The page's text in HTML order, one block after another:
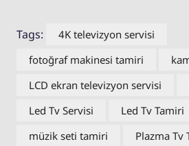
Tags:
4K televizyon servisi
fotoğraf makinesi tamiri
LCD ekran televizyon servisi
Led Tv Servisi
Led Tv Tamiri
müzik seti tamiri
Plazma Tv